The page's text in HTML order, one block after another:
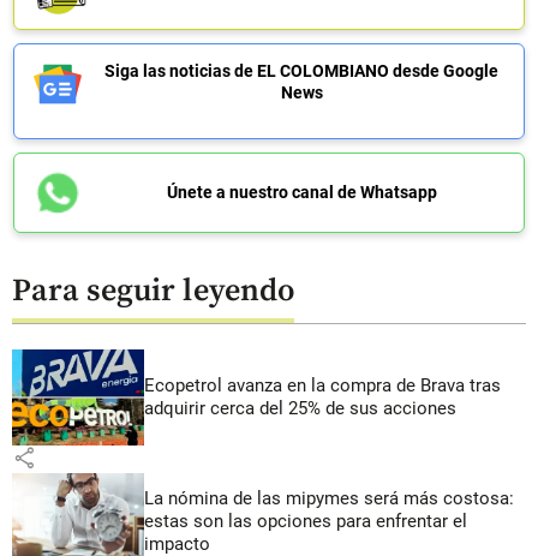
Siga las noticias de EL COLOMBIANO desde Google
News
Únete a nuestro canal de Whatsapp
Para seguir leyendo
Ecopetrol avanza en la compra de Brava tras
adquirir cerca del 25% de sus acciones
share
La nómina de las mipymes será más costosa:
estas son las opciones para enfrentar el
impacto